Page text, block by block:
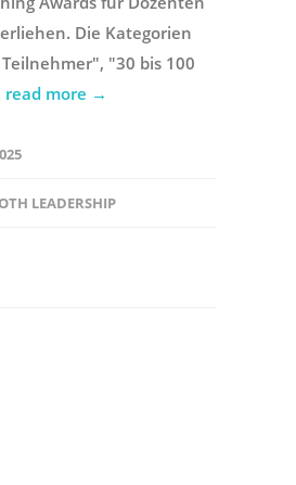
Die Kategorien
"30 bis 100
read more →
LEADERSHIP